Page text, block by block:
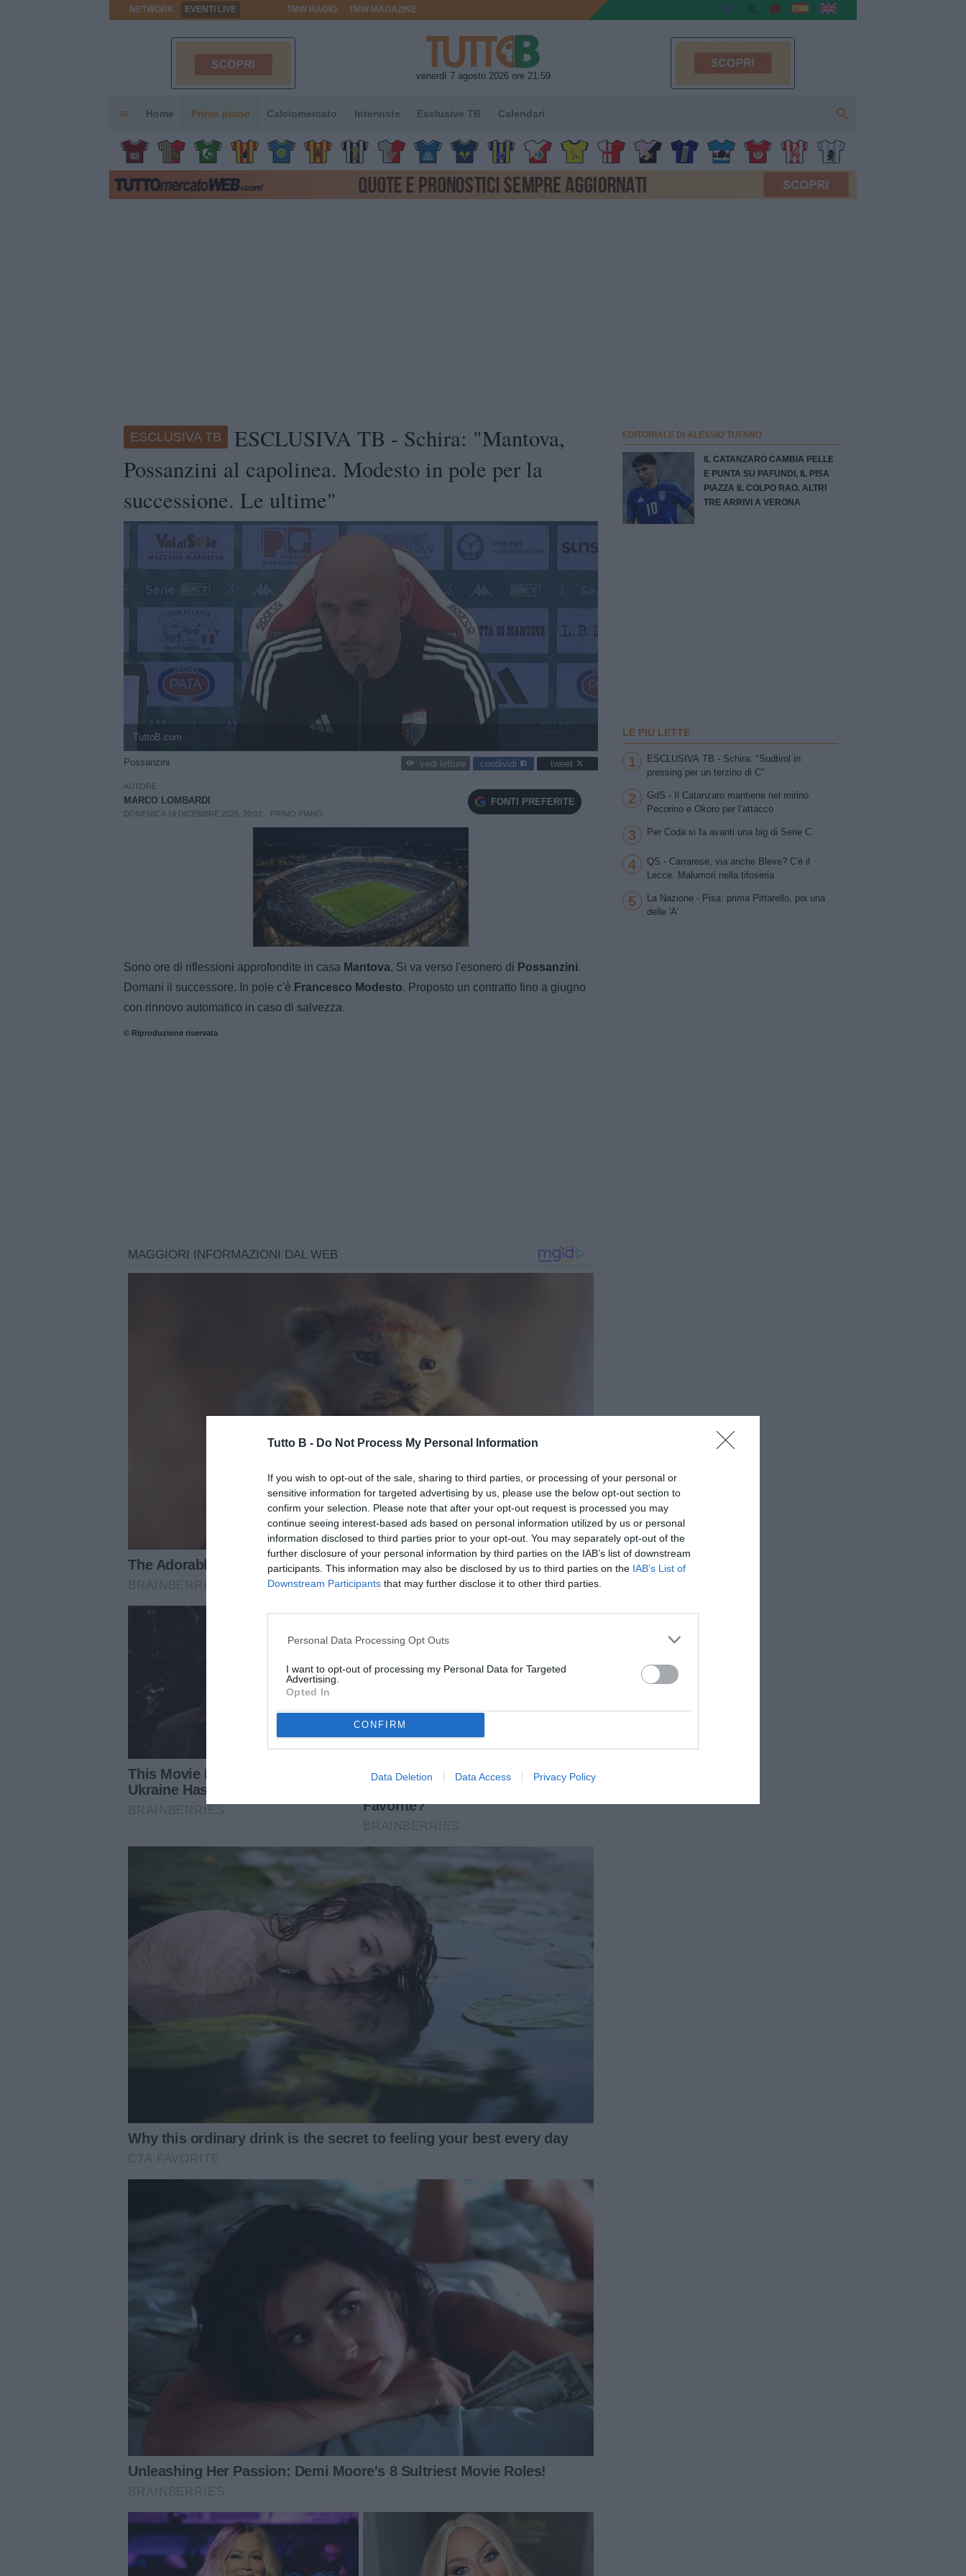
Tutto B - Do Not Process My Personal Information
If you wish to opt-out of the sale, sharing to third parties, or processing of your personal or
sensitive information for targeted advertising by us, please use the below opt-out section to
confirm your selection. Please note that after your opt-out request is processed you may
continue seeing interest-based ads based on personal information utilized by us or personal
information disclosed to third parties prior to your opt-out. You may separately opt-out of the
further disclosure of your personal information by third parties on the IAB’s list of downstream
participants. This information may also be disclosed by us to third parties on the IAB’s List of
Downstream Participants that may further disclose it to other third parties.
Personal Data Processing Opt Outs
I want to opt-out of processing my Personal Data for Targeted
Advertising.
Opted In
CONFIRM
Data Deletion Data Access Privacy Policy
NETWORK EVENTI LIVE TMW RADIO TMW MAGAZINE
venerdì 7 agosto 2026 ore 21:59
Home Primo piano Calciomercato Interviste Esclusive TB Calendari
ESCLUSIVA TB
ESCLUSIVA TB - Schira: "Mantova,
Possanzini al capolinea. Modesto in pole per la
successione. Le ultime"
TuttoB.com
Possanzini vedi letture condividi tweet
AUTORE
MARCO LOMBARDI
DOMENICA 14 DICEMBRE 2025, 20:01 PRIMO PIANO
FONTI PREFERITE
Unmute
Loaded
100.00%
Sono ore di riflessioni approfondite in casa Mantova. Si va verso l'esonero di Possanzini.
Domani il successore. In pole c'è Francesco Modesto. Proposto un contratto fino a giugno
con rinnovo automatico in caso di salvezza.
© Riproduzione riservata
EDITORIALE DI ALESSIO TUFANO
IL CATANZARO CAMBIA PELLE
E PUNTA SU PAFUNDI, IL PISA
PIAZZA IL COLPO RAO. ALTRI
TRE ARRIVI A VERONA
LE PIÙ LETTE
1
ESCLUSIVA TB - Schira: "Sudtirol in
pressing per un terzino di C"
2
GdS - Il Catanzaro mantiene nel mirino
Pecorino e Okoro per l’attacco
3 Per Coda si fa avanti una big di Serie C
4
QS - Carrarese, via anche Bleve? C'è il
Lecce. Malumori nella tifoseria
5
La Nazione - Pisa: prima Pittarello, poi una
delle 'A'